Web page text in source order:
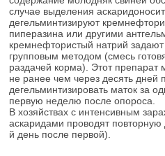
случае выделения
дегельминтизируют
пиперазина или другими
кремнефтористый натрий
групповым методом (смесь
раздачей корма). Этот препарат
не ранее чем через десять дней
дегельминтизировать маток за
первую неделю после опороса.
В хозяйствах с интенсивным
аскаридами проводят
й день после первой).